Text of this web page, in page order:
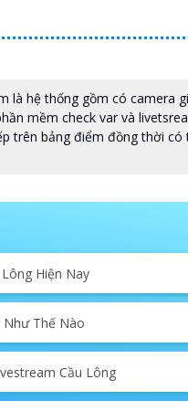
là hệ thống gồm có camera
mềm check var và
trên bảng điểm đồng thời
Hiện Nay
Như Thế Nào
Cầu Lông